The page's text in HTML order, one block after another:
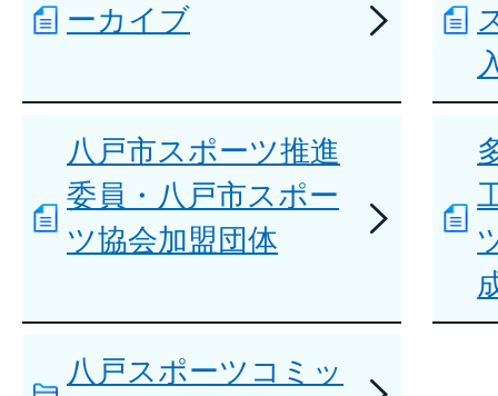
ーカイブ
八戸市スポーツ推進
委員・八戸市スポー
ツ協会加盟団体
八戸スポーツコミッ